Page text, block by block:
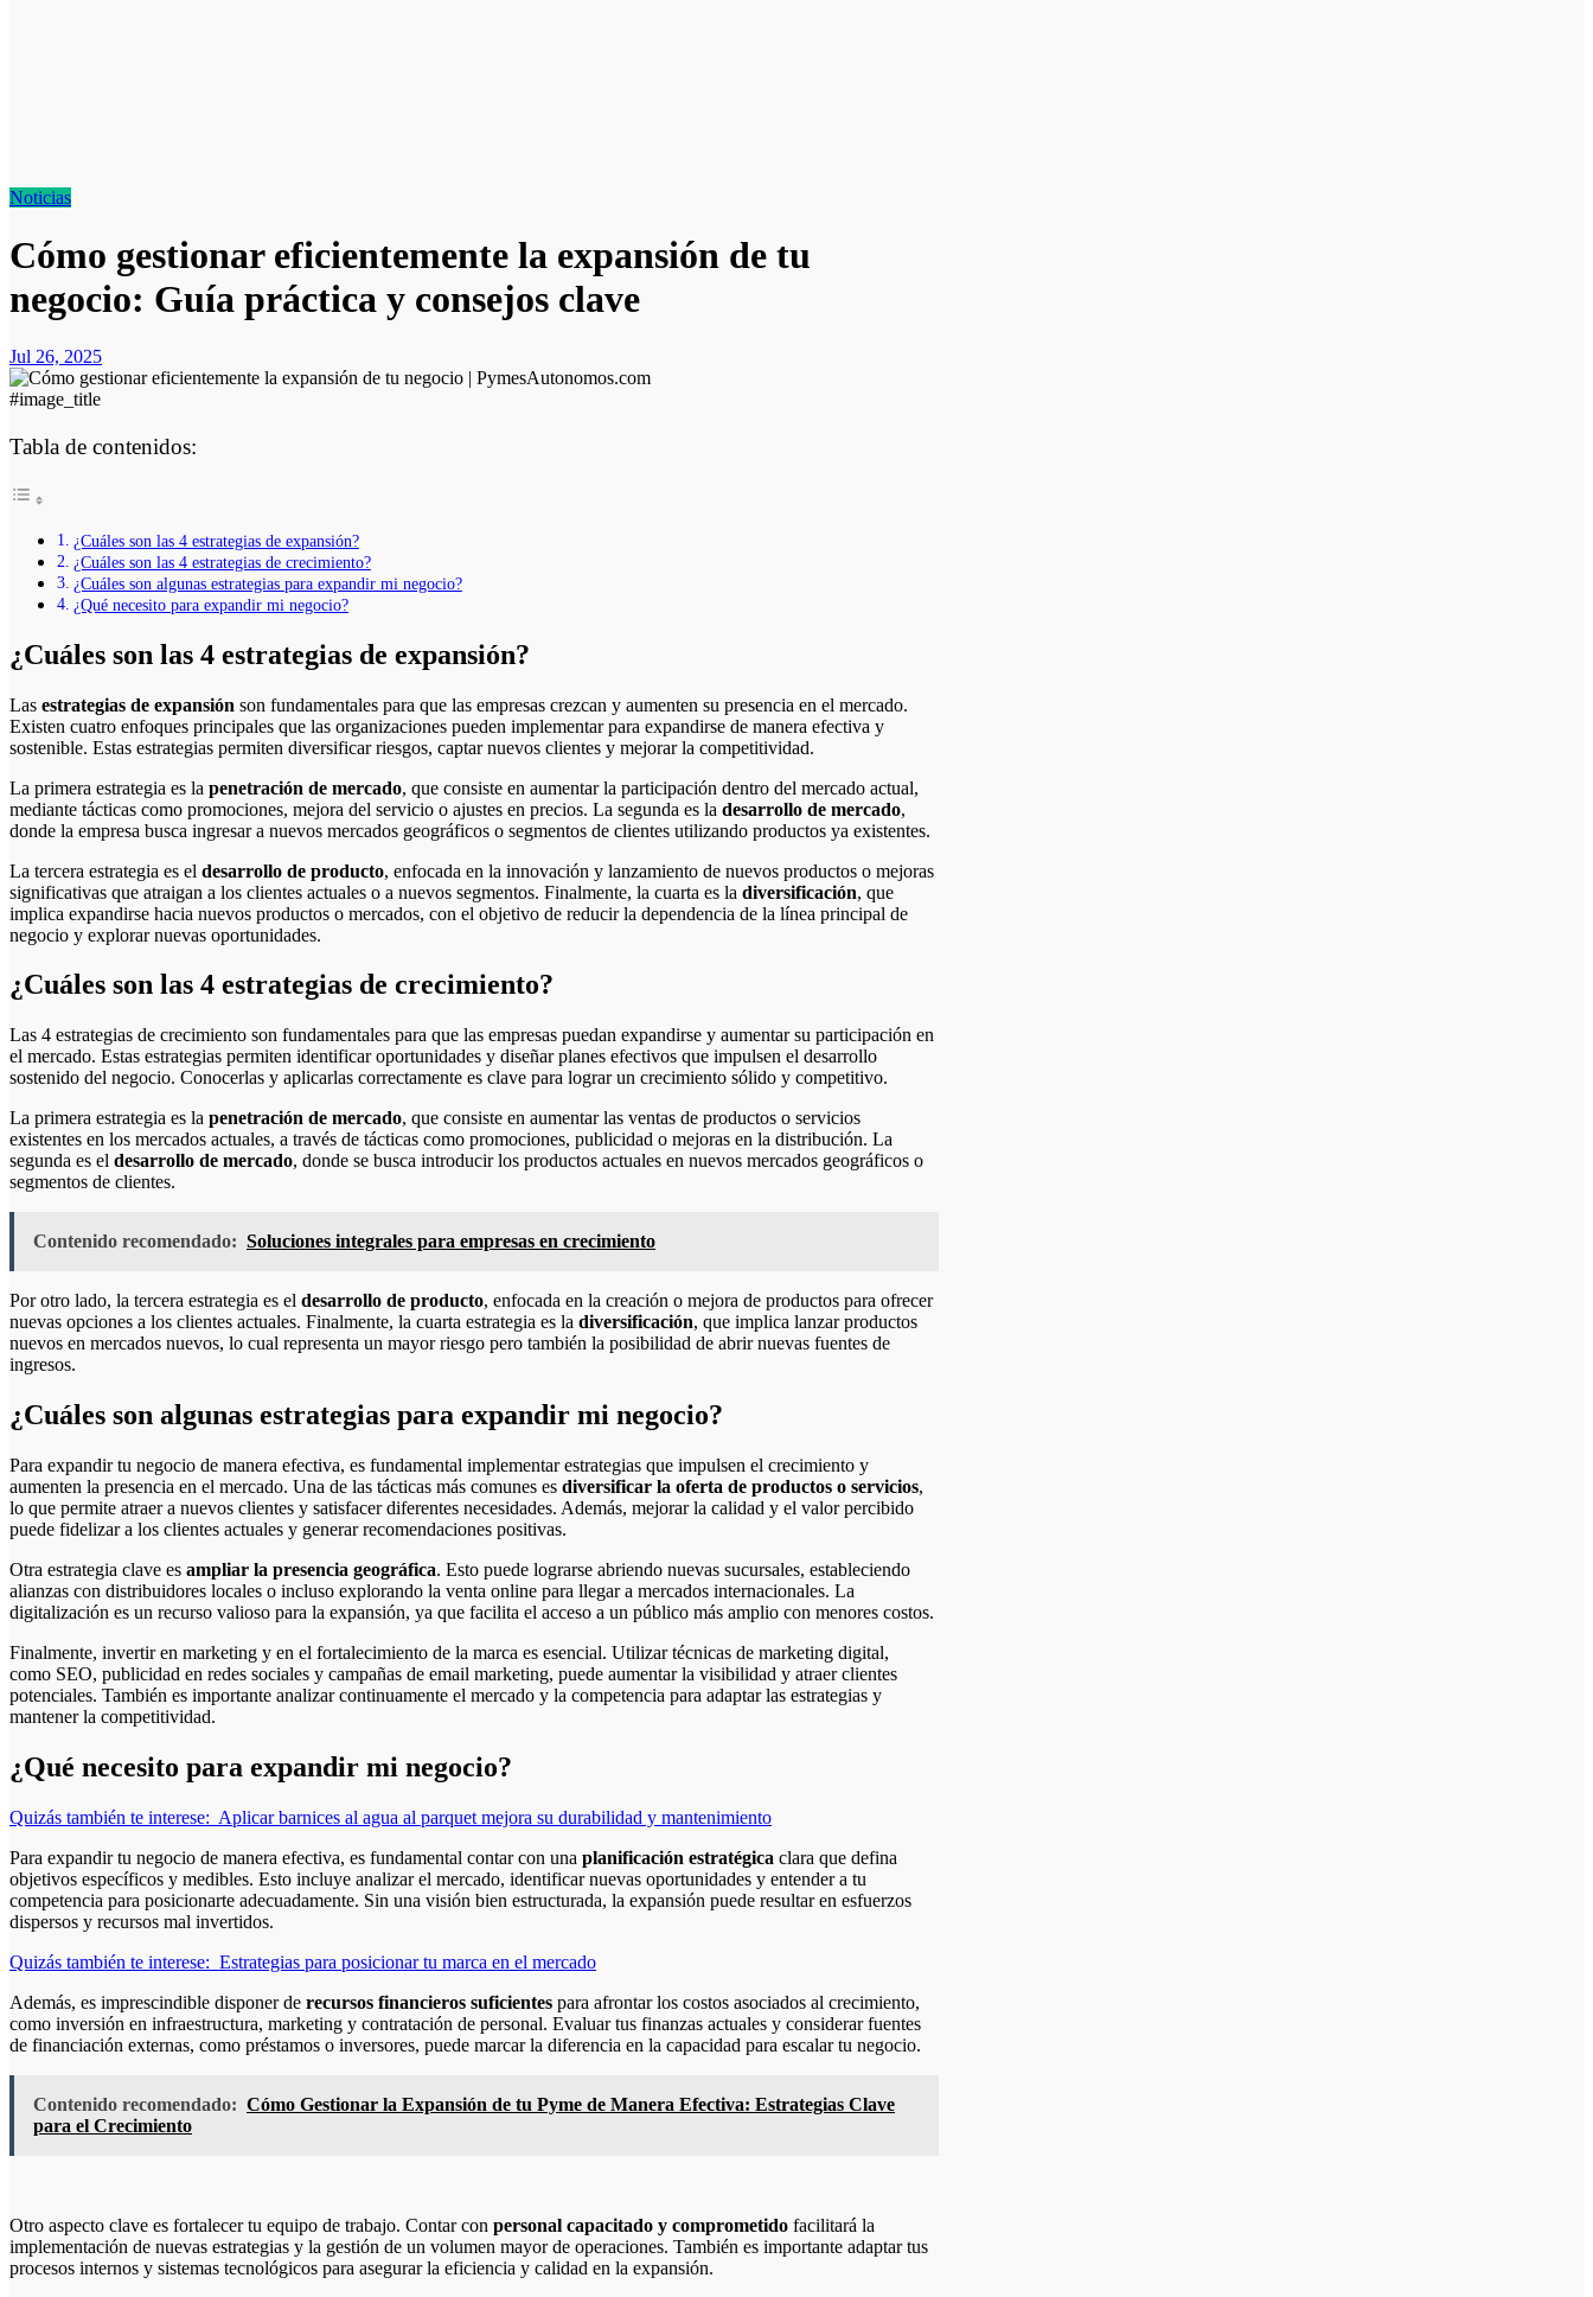
Noticias
Cómo gestionar eficientemente la expansión de tu
negocio: Guía práctica y consejos clave
Jul 26, 2025
#image_title
Tabla de contenidos:
¿Cuáles son las 4 estrategias de expansión?
¿Cuáles son las 4 estrategias de crecimiento?
¿Cuáles son algunas estrategias para expandir mi negocio?
¿Qué necesito para expandir mi negocio?
¿Cuáles son las 4 estrategias de expansión?
Las estrategias de expansión son fundamentales para que las empresas crezcan y aumenten su presencia en el mercado.
Existen cuatro enfoques principales que las organizaciones pueden implementar para expandirse de manera efectiva y
sostenible. Estas estrategias permiten diversificar riesgos, captar nuevos clientes y mejorar la competitividad.
La primera estrategia es la penetración de mercado, que consiste en aumentar la participación dentro del mercado actual,
mediante tácticas como promociones, mejora del servicio o ajustes en precios. La segunda es la desarrollo de mercado,
donde la empresa busca ingresar a nuevos mercados geográficos o segmentos de clientes utilizando productos ya existentes.
La tercera estrategia es el desarrollo de producto, enfocada en la innovación y lanzamiento de nuevos productos o mejoras
significativas que atraigan a los clientes actuales o a nuevos segmentos. Finalmente, la cuarta es la diversificación, que
implica expandirse hacia nuevos productos o mercados, con el objetivo de reducir la dependencia de la línea principal de
negocio y explorar nuevas oportunidades.
¿Cuáles son las 4 estrategias de crecimiento?
Las 4 estrategias de crecimiento son fundamentales para que las empresas puedan expandirse y aumentar su participación en
el mercado. Estas estrategias permiten identificar oportunidades y diseñar planes efectivos que impulsen el desarrollo
sostenido del negocio. Conocerlas y aplicarlas correctamente es clave para lograr un crecimiento sólido y competitivo.
La primera estrategia es la penetración de mercado, que consiste en aumentar las ventas de productos o servicios
existentes en los mercados actuales, a través de tácticas como promociones, publicidad o mejoras en la distribución. La
segunda es el desarrollo de mercado, donde se busca introducir los productos actuales en nuevos mercados geográficos o
segmentos de clientes.
Contenido recomendado: Soluciones integrales para empresas en crecimiento
Por otro lado, la tercera estrategia es el desarrollo de producto, enfocada en la creación o mejora de productos para ofrecer
nuevas opciones a los clientes actuales. Finalmente, la cuarta estrategia es la diversificación, que implica lanzar productos
nuevos en mercados nuevos, lo cual representa un mayor riesgo pero también la posibilidad de abrir nuevas fuentes de
ingresos.
¿Cuáles son algunas estrategias para expandir mi negocio?
Para expandir tu negocio de manera efectiva, es fundamental implementar estrategias que impulsen el crecimiento y
aumenten la presencia en el mercado. Una de las tácticas más comunes es diversificar la oferta de productos o servicios,
lo que permite atraer a nuevos clientes y satisfacer diferentes necesidades. Además, mejorar la calidad y el valor percibido
puede fidelizar a los clientes actuales y generar recomendaciones positivas.
Otra estrategia clave es ampliar la presencia geográfica. Esto puede lograrse abriendo nuevas sucursales, estableciendo
alianzas con distribuidores locales o incluso explorando la venta online para llegar a mercados internacionales. La
digitalización es un recurso valioso para la expansión, ya que facilita el acceso a un público más amplio con menores costos.
Finalmente, invertir en marketing y en el fortalecimiento de la marca es esencial. Utilizar técnicas de marketing digital,
como SEO, publicidad en redes sociales y campañas de email marketing, puede aumentar la visibilidad y atraer clientes
potenciales. También es importante analizar continuamente el mercado y la competencia para adaptar las estrategias y
mantener la competitividad.
¿Qué necesito para expandir mi negocio?
Quizás también te interese: Aplicar barnices al agua al parquet mejora su durabilidad y mantenimiento
Para expandir tu negocio de manera efectiva, es fundamental contar con una planificación estratégica clara que defina
objetivos específicos y medibles. Esto incluye analizar el mercado, identificar nuevas oportunidades y entender a tu
competencia para posicionarte adecuadamente. Sin una visión bien estructurada, la expansión puede resultar en esfuerzos
dispersos y recursos mal invertidos.
Quizás también te interese: Estrategias para posicionar tu marca en el mercado
Además, es imprescindible disponer de recursos financieros suficientes para afrontar los costos asociados al crecimiento,
como inversión en infraestructura, marketing y contratación de personal. Evaluar tus finanzas actuales y considerar fuentes
de financiación externas, como préstamos o inversores, puede marcar la diferencia en la capacidad para escalar tu negocio.
Contenido recomendado: Cómo Gestionar la Expansión de tu Pyme de Manera Efectiva: Estrategias Clave
para el Crecimiento
Otro aspecto clave es fortalecer tu equipo de trabajo. Contar con personal capacitado y comprometido facilitará la
implementación de nuevas estrategias y la gestión de un volumen mayor de operaciones. También es importante adaptar tus
procesos internos y sistemas tecnológicos para asegurar la eficiencia y calidad en la expansión.